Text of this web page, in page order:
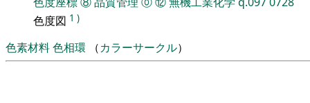
色度図 1 )
色素材料色相環 （カラーサークル）